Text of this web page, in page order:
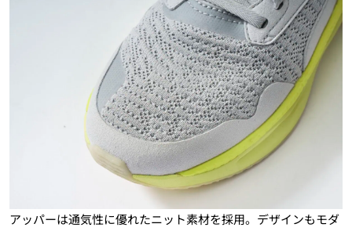
アッパーは通気性に優れたニット素材を採用。デザインもモダ